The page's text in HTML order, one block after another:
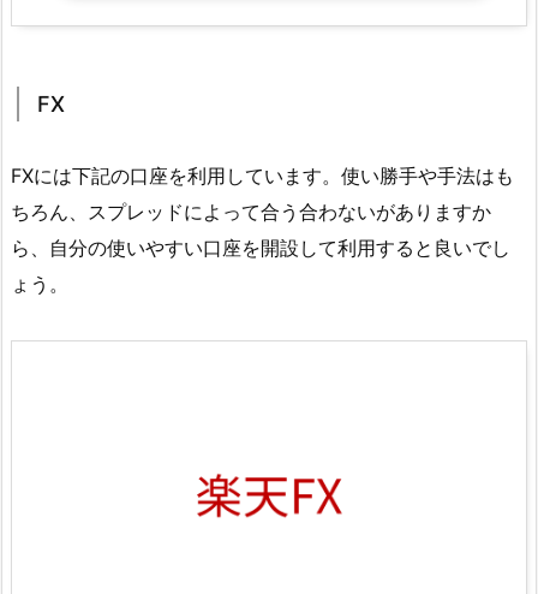
FX
FXには下記の口座を利用しています。使い勝手や手法はも
ちろん、スプレッドによって合う合わないがありますか
ら、自分の使いやすい口座を開設して利用すると良いでし
ょう。